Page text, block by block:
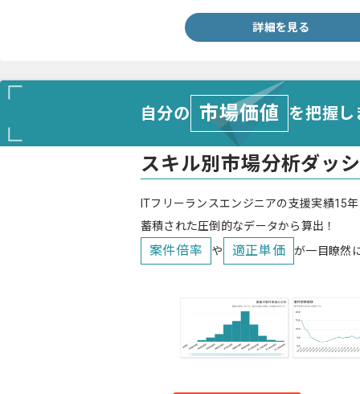
・要件定義〜試験とリリースまでのドキュメンテーション経験
詳細を見る
自分の 市場価値 を把握
スキル別市場分析ダッ
ITフリーランスエンジニアの支援実績15
蓄積された圧倒的なデータから算出！
案件倍率 や 適正単価 が一目瞭然